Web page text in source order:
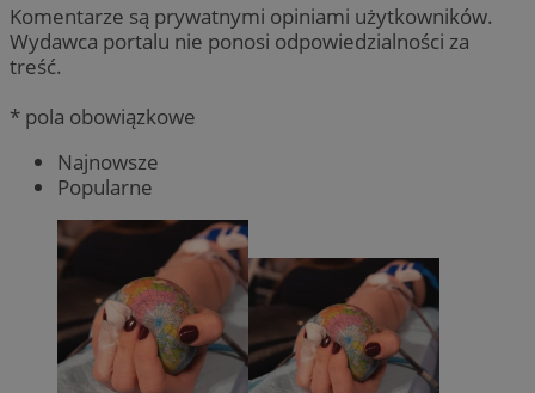
Komentarze są prywatnymi opiniami użytkowników.
Wydawca portalu nie ponosi odpowiedzialności za
treść.
* pola obowiązkowe
Najnowsze
Popularne